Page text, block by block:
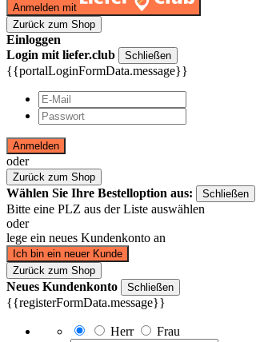
Anmelden mit
Zurück zum Shop
Einloggen
Login mit liefer.club
Schließen
{{portalLoginFormData.message}}
Anmelden
oder
Zurück zum Shop
Wählen Sie Ihre Bestelloption aus: Schließen
Bitte eine PLZ aus der Liste auswählen
oder
lege ein neues Kundenkonto an
Ich bin ein neuer Kunde
Zurück zum Shop
Neues Kundenkonto Schließen
{{registerFormData.message}}
Herr Frau